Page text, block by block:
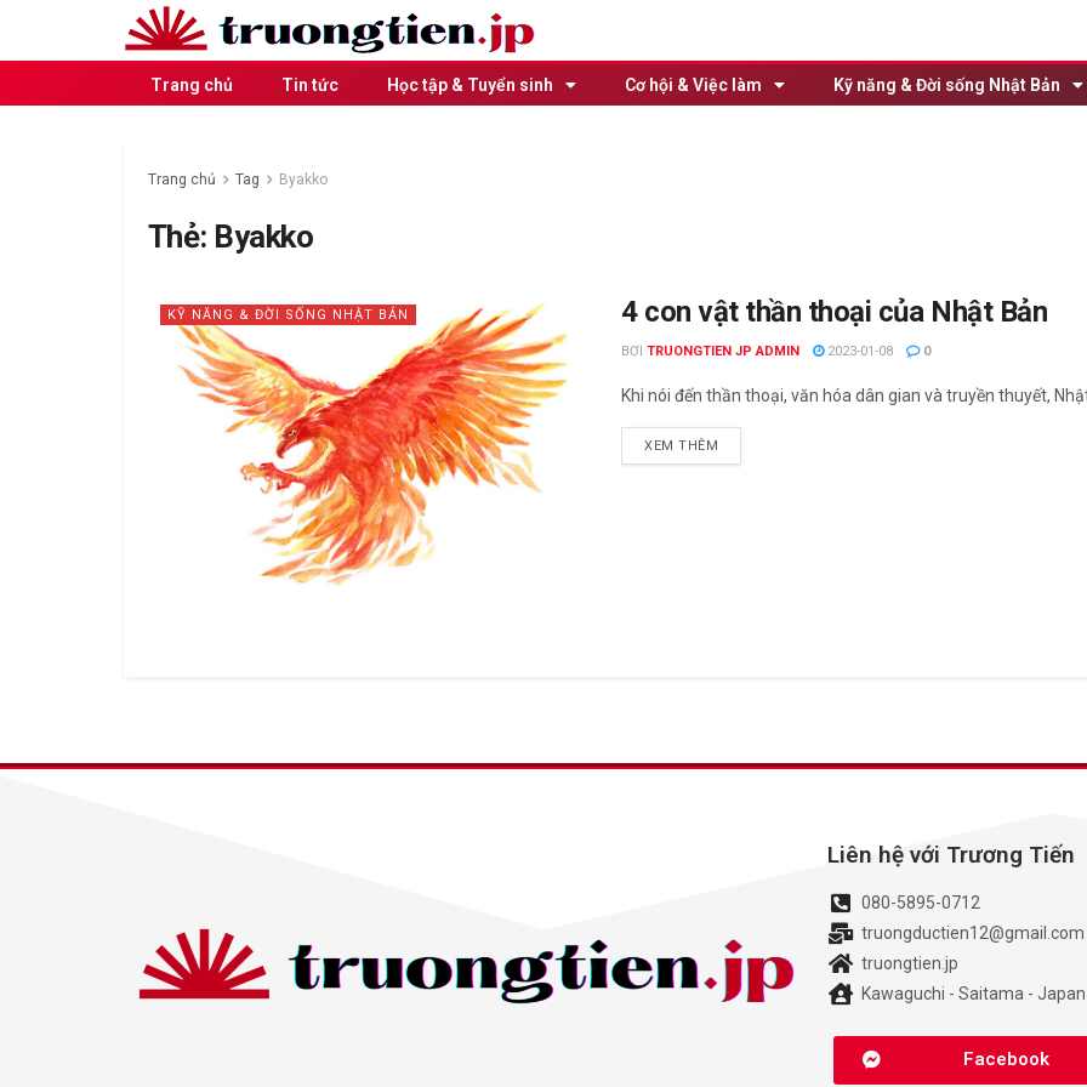
Trang chủ Tin tức Học tập & Tuyển sinh Cơ hội & Việc làm Kỹ năng & Đời sống Nhật Bản
Trang chủ Tag Byakko
Thẻ: Byakko
KỸ NĂNG & ĐỜI SỐNG NHẬT BẢN 4 con vật thần thoại của Nhật Bản
BƠI TRUONGTIEN JP ADMIN 2023-01-08 0
Khi nói đến thần thoại, văn hóa dân gian và truyền thuyết,
XEM THÊM
Liên hệ với Trương Tiến
080-5895-0712
truongductien12@gmail.com
truongtien.jp
Kawaguchi - Saitama - Japan
Facebook